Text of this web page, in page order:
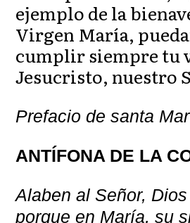
ejemplo de la
Virgen María,
cumplir siempre tu
Jesucristo, nuestro
Prefacio de santa
ANTÍFONA DE LA
Alaben al Señor,
porque en María, su